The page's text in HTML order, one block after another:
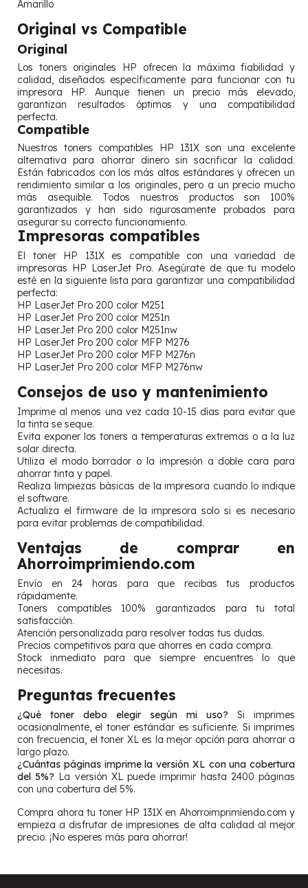
Amarillo
Original vs Compatible
Original
Los toners originales HP ofrecen la máxima fiabilidad y
calidad, diseñados específicamente para funcionar con tu
impresora HP. Aunque tienen un precio más elevado,
garantizan resultados óptimos y una compatibilidad
perfecta.
Compatible
Nuestros toners compatibles HP 131X son una excelente
alternativa para ahorrar dinero sin sacrificar la calidad.
Están fabricados con los más altos estándares y ofrecen un
rendimiento similar a los originales, pero a un precio mucho
más asequible. Todos nuestros productos son 100%
garantizados y han sido rigurosamente probados para
asegurar su correcto funcionamiento.
Impresoras compatibles
El toner HP 131X es compatible con una variedad de
impresoras HP LaserJet Pro. Asegúrate de que tu modelo
esté en la siguiente lista para garantizar una compatibilidad
perfecta:
HP LaserJet Pro 200 color M251
HP LaserJet Pro 200 color M251n
HP LaserJet Pro 200 color M251nw
HP LaserJet Pro 200 color MFP M276
HP LaserJet Pro 200 color MFP M276n
HP LaserJet Pro 200 color MFP M276nw
Consejos de uso y mantenimiento
Imprime al menos una vez cada 10-15 días para evitar que
la tinta se seque.
Evita exponer los toners a temperaturas extremas o a la luz
solar directa.
Utiliza el modo borrador o la impresión a doble cara para
ahorrar tinta y papel.
Realiza limpiezas básicas de la impresora cuando lo indique
el software.
Actualiza el firmware de la impresora solo si es necesario
para evitar problemas de compatibilidad.
Ventajas de comprar en
Ahorroimprimiendo.com
Envío en 24 horas para que recibas tus productos
rápidamente.
Toners compatibles 100% garantizados para tu total
satisfacción.
Atención personalizada para resolver todas tus dudas.
Precios competitivos para que ahorres en cada compra.
Stock inmediato para que siempre encuentres lo que
necesitas.
Preguntas frecuentes
¿Qué toner debo elegir según mi uso? Si imprimes
ocasionalmente, el toner estándar es suficiente. Si imprimes
con frecuencia, el toner XL es la mejor opción para ahorrar a
largo plazo.
¿Cuántas páginas imprime la versión XL con una cobertura
del 5%? La versión XL puede imprimir hasta 2400 páginas
con una cobertura del 5%.
Compra ahora tu toner HP 131X en Ahorroimprimiendo.com y
empieza a disfrutar de impresiones de alta calidad al mejor
precio. ¡No esperes más para ahorrar!